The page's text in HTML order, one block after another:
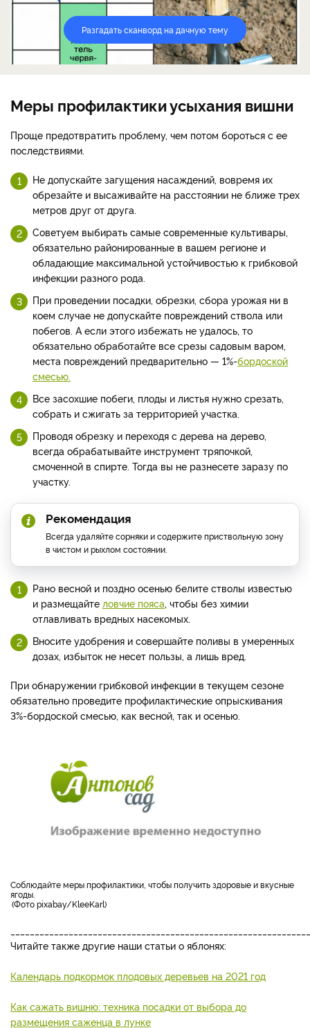
Разгадать сканворд на дачную тему
Меры профилактики усыхания вишни
Проще предотвратить проблему, чем потом бороться с ее
последствиями.
Не допускайте загущения насаждений, вовремя их
обрезайте и высаживайте на расстоянии не ближе трех
метров друг от друга.
Советуем выбирать самые современные культивары,
обязательно районированные в вашем регионе и
обладающие максимальной устойчивостью к грибковой
инфекции разного рода.
При проведении посадки, обрезки, сбора урожая ни в
коем случае не допускайте повреждений ствола или
побегов. А если этого избежать не удалось, то
обязательно обработайте все срезы садовым варом,
места повреждений предварительно — 1%-бордоской
смесью.
Все засохшие побеги, плоды и листья нужно срезать,
собрать и сжигать за территорией участка.
Проводя обрезку и переходя с дерева на дерево,
всегда обрабатывайте инструмент тряпочкой,
смоченной в спирте. Тогда вы не разнесете заразу по
участку.
Рекомендация
Всегда удаляйте сорняки и содержите приствольную зону
в чистом и рыхлом состоянии.
Рано весной и поздно осенью белите стволы известью
и размещайте ловчие пояса, чтобы без химии
отлавливать вредных насекомых.
Вносите удобрения и совершайте поливы в умеренных
дозах, избыток не несет пользы, а лишь вред.
При обнаружении грибковой инфекции в текущем сезоне
обязательно проведите профилактические опрыскивания
3%-бордоской смесью, как весной, так и осенью.
Соблюдайте меры профилактики, чтобы получить здоровые и вкусные
ягоды.
Фото pixabay/KleeKarl
Читайте также другие наши статьи о яблонях:
Календарь подкормок плодовых деревьев на 2021 год
Как сажать вишню: техника посадки от выбора до
размещения саженца в лунке